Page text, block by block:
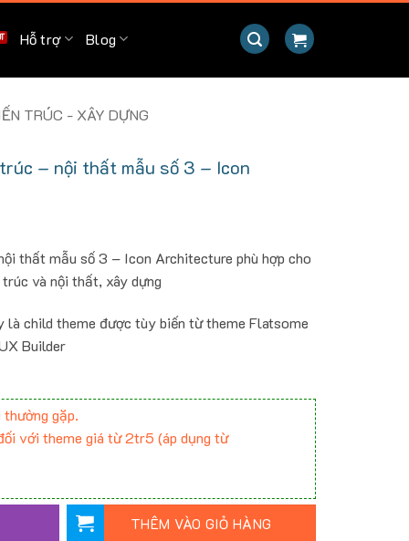
Hỗ trợ Blog
TRÚC - XÂY DỰNG
– nội thất mẫu số 3 – Icon
thất mẫu số 3 – Icon Architecture phù hợp cho
và nội thất, xây dựng
là child theme được tùy biến từ theme Flatsome
Builder
gặp.
với theme giá từ 2tr5 (áp dụng từ
THÊM VÀO GIỎ HÀNG